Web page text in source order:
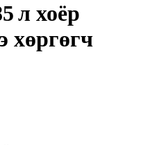
л хоёр
хөргөгч